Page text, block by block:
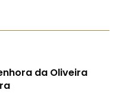
da Oliveira